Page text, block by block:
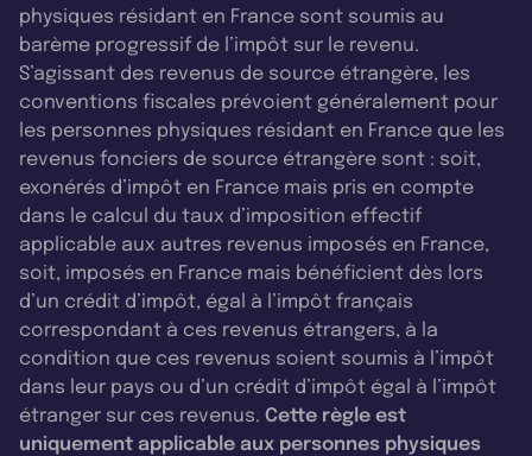
physiques résidant en France sont soumis au
barème progressif de l’impôt sur le revenu.
S’agissant des revenus de source étrangère, les
conventions fiscales prévoient généralement pour
les personnes physiques résidant en France que les
revenus fonciers de source étrangère sont : soit,
exonérés d’impôt en France mais pris en compte
dans le calcul du taux d’imposition effectif
applicable aux autres revenus imposés en France,
soit, imposés en France mais bénéficient dès lors
d’un crédit d’impôt, égal à l’impôt français
correspondant à ces revenus étrangers, à la
condition que ces revenus soient soumis à l’impôt
dans leur pays ou d’un crédit d’impôt égal à l’impôt
étranger sur ces revenus. Cette règle est
uniquement applicable aux personnes physiques